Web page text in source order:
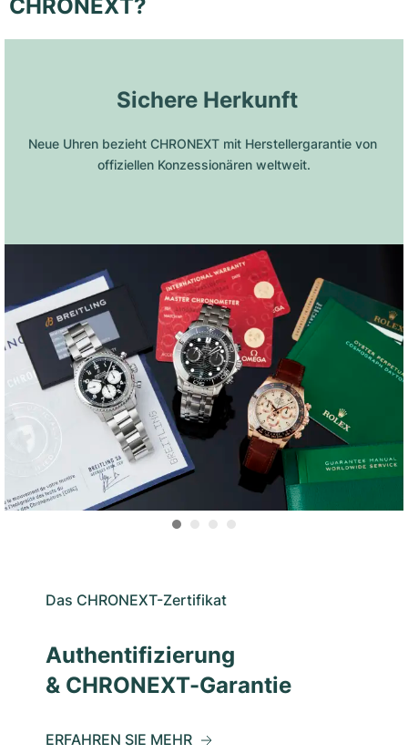
CHRONEXT?
Sichere Herkunft
Neue Uhren bezieht CHRONEXT mit Herstellergarantie von
offiziellen Konzessionären weltweit.
Das CHRONEXT-Zertifikat
Authentifizierung
& CHRONEXT-Garantie
ERFAHREN SIE MEHR